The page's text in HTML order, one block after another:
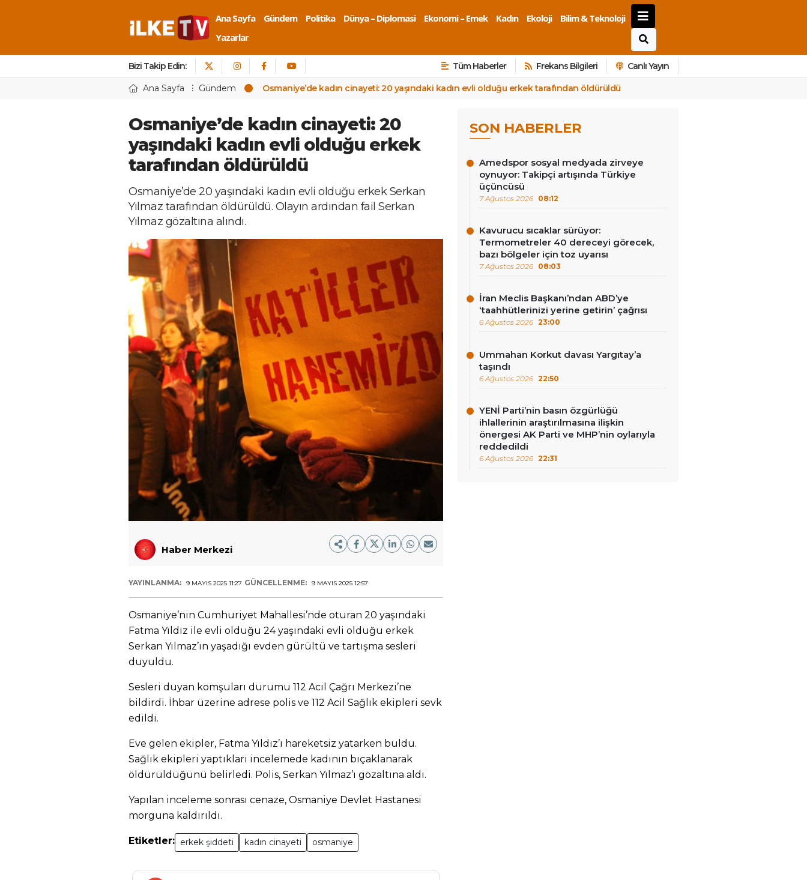
Ana Sayfa Gündem Politika Dünya – Diplomasi Ekonomi – Emek Kadın Ekoloji
Bilim & Teknoloji
Yazarlar
Bizi Takip Edin: Tüm Haberler Frekans Bilgileri Canlı Yayın
Ana Sayfa Gündem Osmaniye’de kadın cinayeti: 20 yaşındaki kadın evli olduğu erkek tarafından öldürüldü
Osmaniye’de kadın cinayeti: 20
yaşındaki kadın evli olduğu erkek
tarafından öldürüldü
Osmaniye’de 20 yaşındaki kadın evli olduğu erkek Serkan
Yılmaz tarafından öldürüldü. Olayın ardından fail Serkan
Yılmaz gözaltına alındı.
Haber Merkezi
YAYINLANMA: 9 MAYIS 2025 11:27 GÜNCELLENME: 9 MAYIS 2025 12:57
Osmaniye’nin Cumhuriyet Mahallesi’nde oturan 20 yaşındaki
Fatma Yıldız ile evli olduğu 24 yaşındaki evli olduğu erkek
Serkan Yılmaz’ın yaşadığı evden gürültü ve tartışma sesleri
duyuldu.
Sesleri duyan komşuları durumu 112 Acil Çağrı Merkezi’ne
bildirdi. İhbar üzerine adrese polis ve 112 Acil Sağlık ekipleri sevk
edildi.
Eve gelen ekipler, Fatma Yıldız’ı hareketsiz yatarken buldu.
Sağlık ekipleri yaptıkları incelemede kadının bıçaklanarak
öldürüldüğünü belirledi. Polis, Serkan Yılmaz’ı gözaltına aldı.
Yapılan inceleme sonrası cenaze, Osmaniye Devlet Hastanesi
morguna kaldırıldı.
Etiketler: erkek şiddeti kadın cinayeti osmaniye
SON HABERLER
Amedspor sosyal medyada zirveye
oynuyor: Takipçi artışında Türkiye
üçüncüsü
7 Ağustos 2026 08:12
Kavurucu sıcaklar sürüyor:
Termometreler 40 dereceyi görecek,
bazı bölgeler için toz uyarısı
7 Ağustos 2026 08:03
İran Meclis Başkanı’ndan ABD’ye
‘taahhütlerinizi yerine getirin’ çağrısı
6 Ağustos 2026 23:00
Ummahan Korkut davası Yargıtay’a
taşındı
6 Ağustos 2026 22:50
YENİ Parti’nin basın özgürlüğü
ihlallerinin araştırılmasına ilişkin
önergesi AK Parti ve MHP’nin oylarıyla
reddedildi
6 Ağustos 2026 22:31